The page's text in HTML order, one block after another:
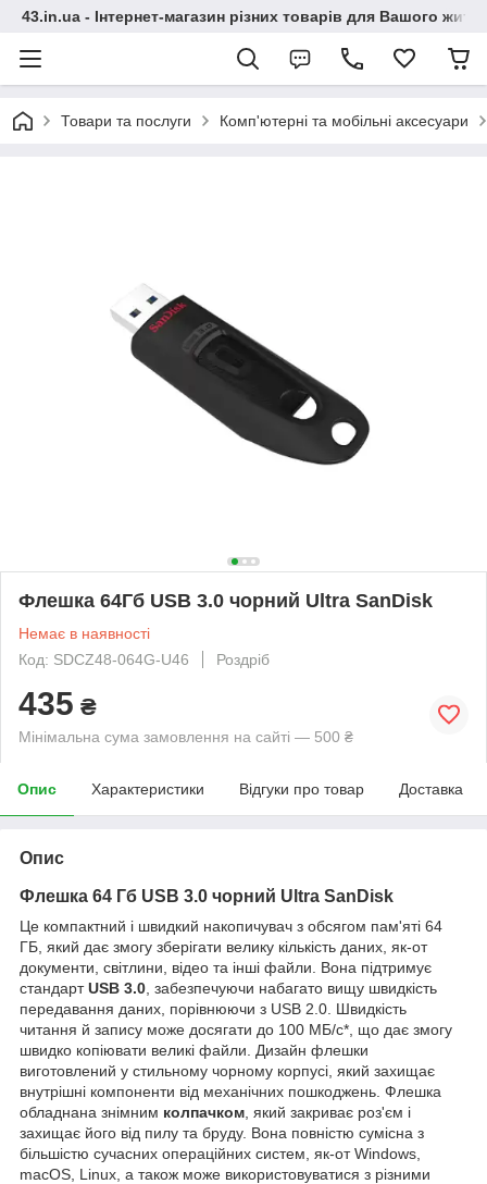
43.in.ua - Інтернет-магазин різних товарів для Вашого
Товари та послуги Комп'ютерні та мобільні аксесуари
Флешка 64Гб USB 3.0 чорний Ultra SanDisk
Немає в наявності
Код: SDCZ48-064G-U46
Роздріб
435 ₴
Мінімальна сума замовлення на сайті — 500 ₴
Опис Характеристики Відгуки про товар Доставка
Опис
Флешка 64 Гб USB 3.0 чорний Ultra SanDisk
Це компактний і швидкий накопичувач з обсягом пам'яті 64
ГБ, який дає змогу зберігати велику кількість даних, як-от
документи, світлини, відео та інші файли. Вона підтримує
стандартUSB 3.0 , забезпечуючи набагато вищу швидкість
передавання даних, порівнюючи з USB 2.0. Швидкість
читання й запису може досягати до 100 МБ/с*, що дає змогу
швидко копіювати великі файли. Дизайн флешки
виготовлений у стильному чорному корпусі, який захищає
внутрішні компоненти від механічних пошкоджень. Флешка
обладнана знімним колпачком , який закриває роз'єм і
захищає його від пилу та бруду. Вона повністю сумісна з
більшістю сучасних операційних систем, як-от Windows,
macOS, Linux, а також може використовуватися з різними